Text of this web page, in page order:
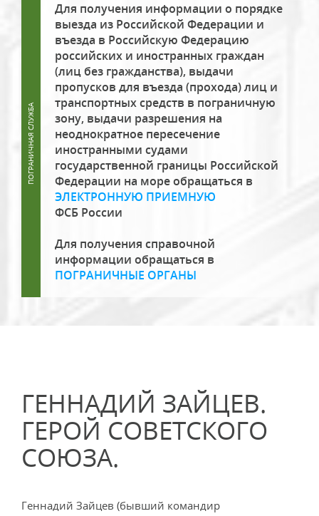
Для получения информации о порядке
выезда из Российской Федерации и
въезда в Российскую Федерацию
российских и иностранных граждан
(лиц без гражданства), выдачи
пропусков для въезда (прохода) лиц и
транспортных средств в пограничную
зону, выдачи разрешения на
неоднократное пересечение
иностранными судами
государственной границы Российской
Федерации на море обращаться в
ЭЛЕКТРОННУЮ ПРИЕМНУЮ
ФСБ России
Для получения справочной
информации обращаться в
ПОГРАНИЧНЫЕ ОРГАНЫ
ГЕННАДИЙ ЗАЙЦЕВ.
ГЕРОЙ СОВЕТСКОГО
СОЮЗА.
Геннадий Зайцев (бывший командир